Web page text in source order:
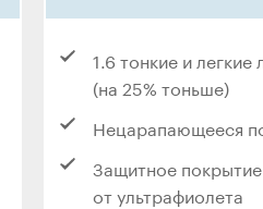
1.6 тонкие и легкие
(на 25% тоньше)
Нецарапающееся
Защитное покрытие
от ультрафиолета